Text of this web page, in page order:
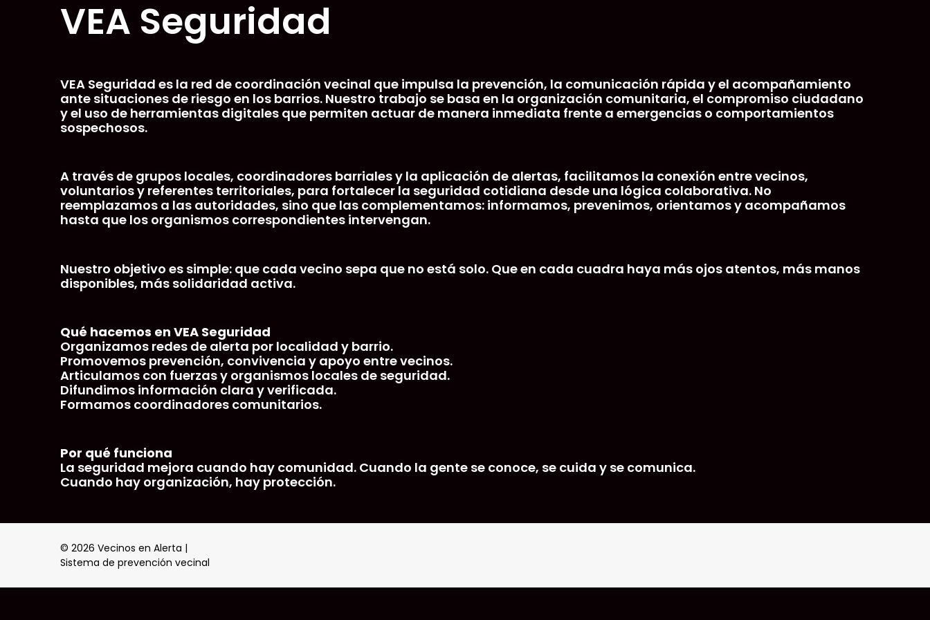
VEA Seguridad
VEA Seguridad es la red de coordinación vecinal que impulsa la prevención, la comunicación rápida y el acompañamiento
ante situaciones de riesgo en los barrios. Nuestro trabajo se basa en la organización comunitaria, el compromiso ciudadano
y el uso de herramientas digitales que permiten actuar de manera inmediata frente a emergencias o comportamientos
sospechosos.
A través de grupos locales, coordinadores barriales y la aplicación de alertas, facilitamos la conexión entre vecinos,
voluntarios y referentes territoriales, para fortalecer la seguridad cotidiana desde una lógica colaborativa. No
reemplazamos a las autoridades, sino que las complementamos: informamos, prevenimos, orientamos y acompañamos
hasta que los organismos correspondientes intervengan.
Nuestro objetivo es simple: que cada vecino sepa que no está solo. Que en cada cuadra haya más ojos atentos, más manos
disponibles, más solidaridad activa.
Qué hacemos en VEA Seguridad
Organizamos redes de alerta por localidad y barrio.
Promovemos prevención, convivencia y apoyo entre vecinos.
Articulamos con fuerzas y organismos locales de seguridad.
Difundimos información clara y verificada.
Formamos coordinadores comunitarios.
Por qué funciona
La seguridad mejora cuando hay comunidad. Cuando la gente se conoce, se cuida y se comunica.
Cuando hay organización, hay protección.
© 2026 Vecinos en Alerta |
Sistema de prevención vecinal